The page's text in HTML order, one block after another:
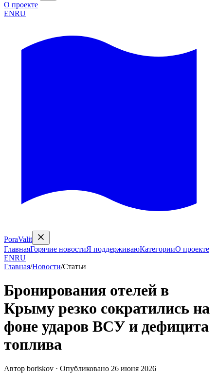
О проекте
ENRU
PoraValit
ГлавнаяГорячие новостиЯ поддерживаюКатегорииО проекте
ENRU
Главная/Новости/Статьи
Бронирования отелей в
Крыму резко сократились на
фоне ударов ВСУ и дефицита
топлива
Автор boriskov · Опубликовано 26 июня 2026